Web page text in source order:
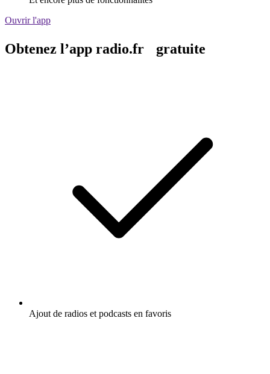
Ouvrir l'app
Obtenez l’app radio.fr gratuite
Ajout de radios et podcasts en favoris